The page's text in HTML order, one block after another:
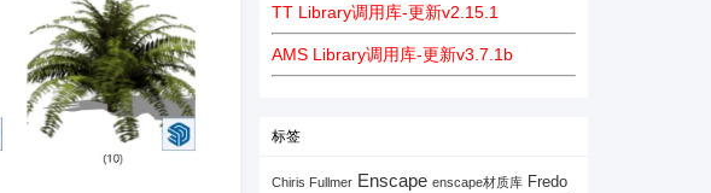
TT Library调用库-更新v2.15.1
AMS Library调用库-更新v3.7.1b
标签
Chiris Fullmer Enscape enscape材质库 Fredo